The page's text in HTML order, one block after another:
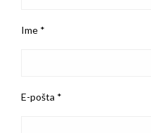
Ime *
E-pošta *